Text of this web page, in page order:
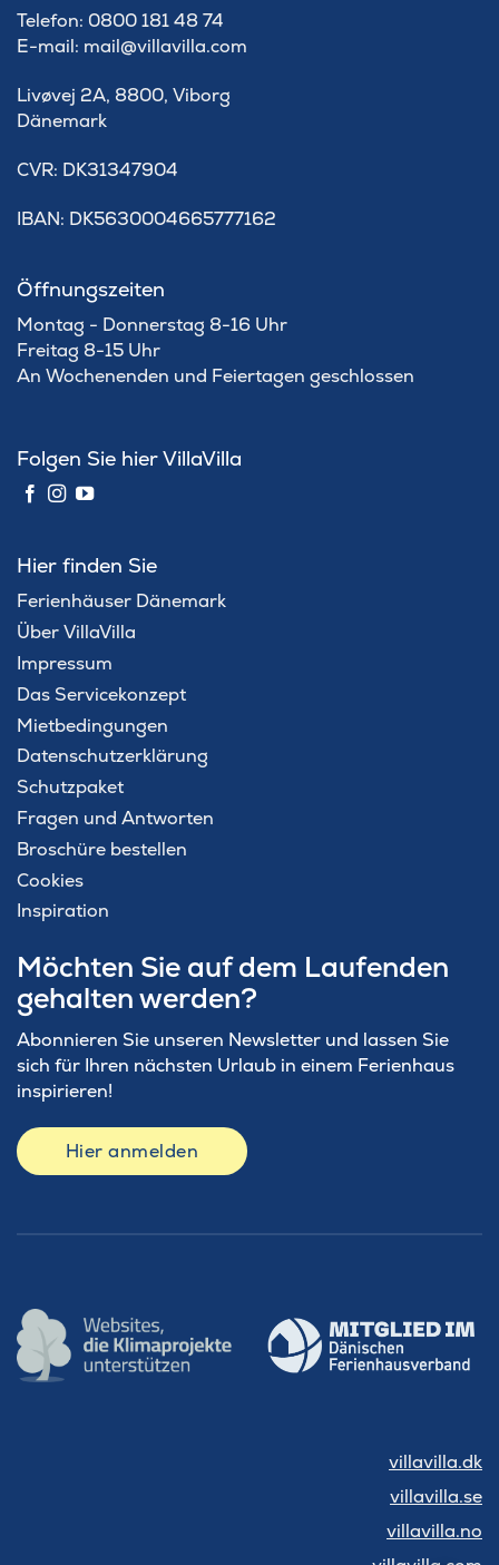
Telefon: 0800 181 48 74
E-mail: mail@villavilla.com
Livøvej 2A, 8800, Viborg
Dänemark
​CVR: DK31347904
IBAN: DK5630004665777162
Öffnungszeiten
Montag - Donnerstag 8-16 Uhr
Freitag 8-15 Uhr
An Wochenenden und Feiertagen geschlossen
Folgen Sie hier VillaVilla
Hier finden Sie
Ferienhäuser Dänemark
Über VillaVilla
Impressum
Das Servicekonzept
Mietbedingungen
Datenschutzerklärung
Schutzpaket
Fragen und Antworten
Broschüre bestellen
Cookies
Inspiration
Möchten Sie auf dem Laufenden
gehalten werden?
Abonnieren Sie unseren Newsletter und lassen Sie
sich für Ihren nächsten Urlaub in einem Ferienhaus
inspirieren!
Hier anmelden
villavilla.dk
villavilla.se
villavilla.no